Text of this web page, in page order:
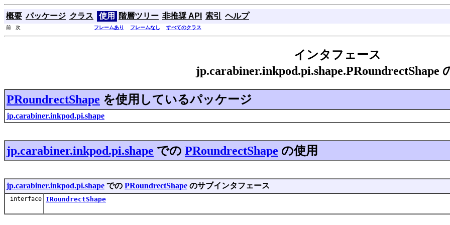
概要 パッケージ クラス 使用 階層ツリー 非推奨 API 索引 ヘルプ
前 次 フレームあり フレームなし すべてのクラス
インタフェース
jp.carabiner.inkpod.pi.shape.PRoundrectShape
PRoundrectShape を使用しているパッケージ
jp.carabiner.inkpod.pi.shape
jp.carabiner.inkpod.pi.shape での PRoundrectShape の使用
jp.carabiner.inkpod.pi.shape での PRoundrectShape のサブインタフェース
interface IRoundrectShape